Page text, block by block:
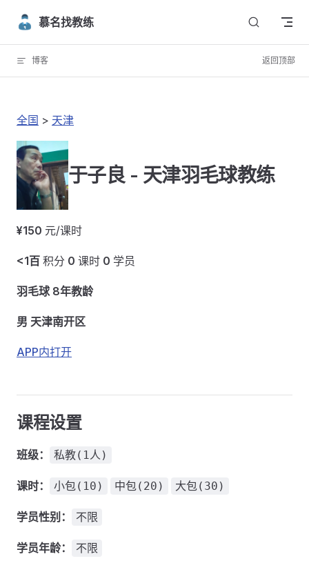
Skip to content
慕名找教练
博客 返回顶部
全国 > 天津
于子良 - 天津羽毛球教练
¥150 元/课时
<1百 积分 0 课时 0 学员
羽毛球 8年教龄
男 天津南开区
APP内打开
课程设置
班级： 私教(1人)
课时： 小包(10) 中包(20) 大包(30)
学员性别： 不限
学员年龄： 不限